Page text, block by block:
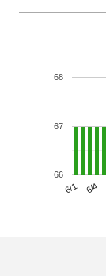
6/1 6/4
66
67
68